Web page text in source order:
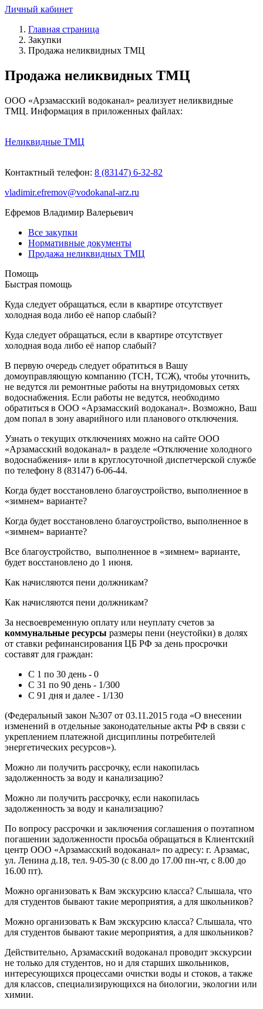
Личный кабинет
Главная страница
Закупки
Продажа неликвидных ТМЦ
Продажа неликвидных ТМЦ
ООО «Арзамасский водоканал» реализует неликвидные
ТМЦ. Информация в приложенных файлах:
Неликвидные ТМЦ
Контактный телефон: 8 (83147) 6-32-82
vladimir.efremov@vodokanal-arz.ru
Ефремов Владимир Валерьевич
Все закупки
Нормативные документы
Продажа неликвидных ТМЦ
Помощь
Быстрая помощь
Куда следует обращаться, если в квартире отсутствует
холодная вода либо её напор слабый?
Куда следует обращаться, если в квартире отсутствует
холодная вода либо её напор слабый?
В первую очередь следует обратиться в Вашу
домоуправляющую компанию (ТСН, ТСЖ), чтобы уточнить,
не ведутся ли ремонтные работы на внутридомовых сетях
водоснабжения. Если работы не ведутся, необходимо
обратиться в ООО «Арзамасский водоканал». Возможно, Ваш
дом попал в зону аварийного или планового отключения.
Узнать о текущих отключениях можно на сайте ООО
«Арзамасский водоканал» в разделе «Отключение холодного
водоснабжения» или в круглосуточной диспетчерской службе
по телефону 8 (83147) 6-06-44.
Когда будет восстановлено благоустройство, выполненное в
«зимнем» варианте?
Когда будет восстановлено благоустройство, выполненное в
«зимнем» варианте?
Все благоустройство, выполненное в «зимнем» варианте,
будет восстановлено до 1 июня.
Как начисляются пени должникам?
Как начисляются пени должникам?
За несвоевременную оплату или неуплату счетов за
коммунальные ресурсы размеры пени (неустойки) в долях
от ставки рефинансирования ЦБ РФ за день просрочки
составят для граждан:
С 1 по 30 день - 0
С 31 по 90 день - 1/300
С 91 дня и далее - 1/130
(Федеральный закон №307 от 03.11.2015 года «О внесении
изменений в отдельные законодательные акты РФ в связи с
укреплением платежной дисциплины потребителей
энергетических ресурсов»).
Можно ли получить рассрочку, если накопилась
задолженность за воду и канализацию?
Можно ли получить рассрочку, если накопилась
задолженность за воду и канализацию?
По вопросу рассрочки и заключения соглашения о поэтапном
погашении задолженности просьба обращаться в Клиентский
центр ООО «Арзамасский водоканал» по адресу: г. Арзамас,
ул. Ленина д.18, тел. 9-05-30 (с 8.00 до 17.00 пн-чт, с 8.00 до
16.00 пт).
Можно организовать к Вам экскурсию класса? Слышала, что
для студентов бывают такие мероприятия, а для школьников?
Можно организовать к Вам экскурсию класса? Слышала, что
для студентов бывают такие мероприятия, а для школьников?
Действительно, Арзамасский водоканал проводит экскурсии
не только для студентов, но и для старших школьников,
интересующихся процессами очистки воды и стоков, а также
для классов, специализирующихся на биологии, экологии или
химии.